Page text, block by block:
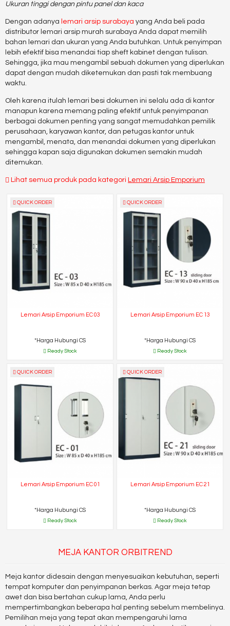
Ukuran tinggi dengan pintu panel dan kaca
Dengan adanya lemari arsip surabaya yang Anda beli pada
distributor lemari arsip murah surabaya Anda dapat memilih
bahan lemari dan ukuran yang Anda butuhkan. Untuk penyimpan
lebih efektif bisa menandai tiap sheft kabinet dengan tulisan.
Sehingga, jika mau mengambil sebuah dokumen yang diperlukan
dapat dengan mudah diketemukan dan pasti tak membuang
waktu.
Oleh karena itulah lemari besi dokumen ini selalu ada di kantor
manapun karena memang paling efektif untuk penyimpanan
berbagai dokumen penting yang sangat memudahkan pemilik
perusahaan, karyawan kantor, dan petugas kantor untuk
mengambil, menata, dan menandai dokumen yang diperlukan
sehingga kapan saja digunakan dokumen semakin mudah
ditemukan.
Lihat semua produk pada kategori Lemari Arsip Emporium
QUICK ORDER
Lemari Arsip Emporium EC 03
*Harga Hubungi CS
Ready Stock
QUICK ORDER
Lemari Arsip Emporium EC 13
*Harga Hubungi CS
Ready Stock
QUICK ORDER
Lemari Arsip Emporium EC 01
*Harga Hubungi CS
Ready Stock
QUICK ORDER
Lemari Arsip Emporium EC 21
*Harga Hubungi CS
Ready Stock
MEJA KANTOR ORBITREND
Meja kantor didesain dengan menyesuaikan kebutuhan, seperti
tempat komputer dan penyimpanan berkas. Agar meja tetap
awet dan bisa bertahan cukup lama, Anda perlu
mempertimbangkan beberapa hal penting sebelum membelinya.
Pemilihan meja yang tepat akan mempengaruhi lama